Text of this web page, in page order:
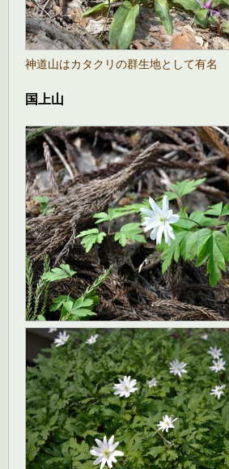
神道山はカタクリの群生地として有名
国上山